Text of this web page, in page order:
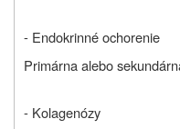
- Endokrinné ochorenie
Primárna alebo
- Kolagenózy